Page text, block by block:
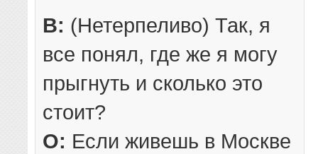
В: (Нетерпеливо) Так, я
все понял, где же я могу
прыгнуть и сколько это
стоит?
О: Если живешь в Москве